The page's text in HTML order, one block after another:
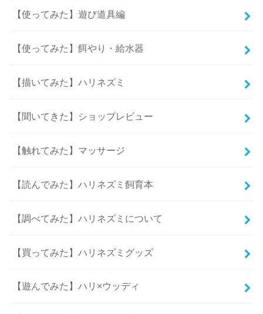
【使ってみた】遊び道具編
【使ってみた】餌やり・給水器
【描いてみた】ハリネズミ
【聞いてきた】ショップレビュー
【触れてみた】マッサージ
【読んでみた】ハリネズミ飼育本
【調べてみた】ハリネズミについて
【買ってみた】ハリネズミグッズ
【遊んでみた】ハリ×ウッディ